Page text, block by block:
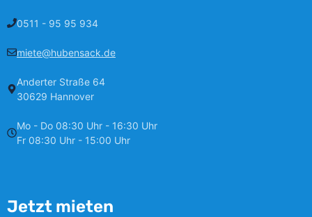
0511 - 95 95 934
miete@hubensack.de
Anderter Straße 64
30629 Hannover
Mo - Do 08:30 Uhr - 16:30 Uhr
Fr 08:30 Uhr - 15:00 Uhr
Jetzt mieten